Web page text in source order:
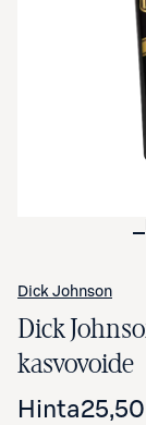
Dick Johnson
Dick
kasvovoide
Hinta